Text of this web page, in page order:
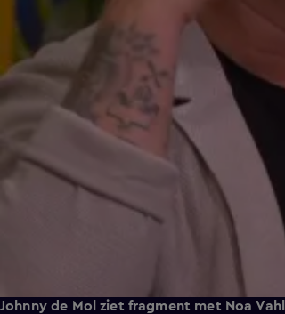
Johnny de Mol ziet fragment met Noa